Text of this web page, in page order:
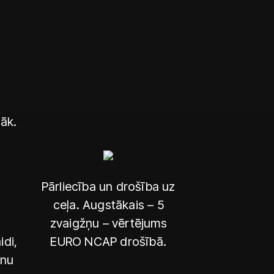
Pārliecība un drošība uz
ceļa. Augstākais – 5
zvaigžņu – vērtējums
EURO NCAP drošībā.